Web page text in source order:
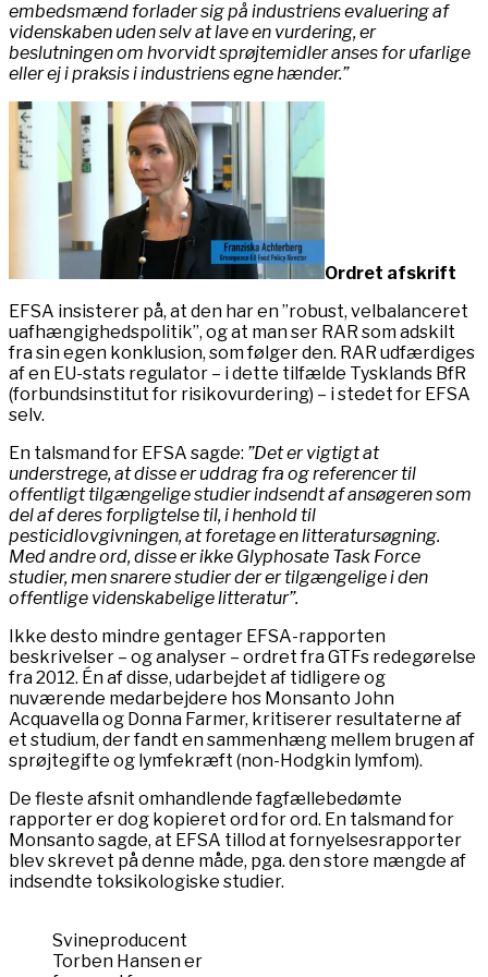
embedsmænd forlader sig på industriens evaluering af
videnskaben uden selv at lave en vurdering, er
beslutningen om hvorvidt sprøjtemidler anses for ufarlige
eller ej i praksis i industriens egne hænder.”
Ordret afskrift
EFSA insisterer på, at den har en ”robust, velbalanceret
uafhængighedspolitik”, og at man ser RAR som adskilt
fra sin egen konklusion, som følger den. RAR udfærdiges
af en EU-stats regulator – i dette tilfælde Tysklands BfR
(forbundsinstitut for risikovurdering) – i stedet for EFSA
selv.
En talsmand for EFSA sagde: ”Det er vigtigt at
understrege, at disse er uddrag fra og referencer til
offentligt tilgængelige studier indsendt af ansøgeren som
del af deres forpligtelse til, i henhold til
pesticidlovgivningen, at foretage en litteratursøgning.
Med andre ord, disse er ikke Glyphosate Task Force
studier, men snarere studier der er tilgængelige i den
offentlige videnskabelige litteratur”.
Ikke desto mindre gentager EFSA-rapporten
beskrivelser – og analyser – ordret fra GTFs redegørelse
fra 2012. Én af disse, udarbejdet af tidligere og
nuværende medarbejdere hos Monsanto John
Acquavella og Donna Farmer, kritiserer resultaterne af
et studium, der fandt en sammenhæng mellem brugen af
sprøjtegifte og lymfekræft (non-Hodgkin lymfom).
De fleste afsnit omhandlende fagfællebedømte
rapporter er dog kopieret ord for ord. En talsmand for
Monsanto sagde, at EFSA tillod at fornyelsesrapporter
blev skrevet på denne måde, pga. den store mængde af
indsendte toksikologiske studier.
Svineproducent
Torben Hansen er